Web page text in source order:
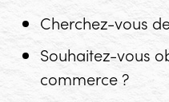
Cherchez-vous
Souhaitez-vous
commerce ?